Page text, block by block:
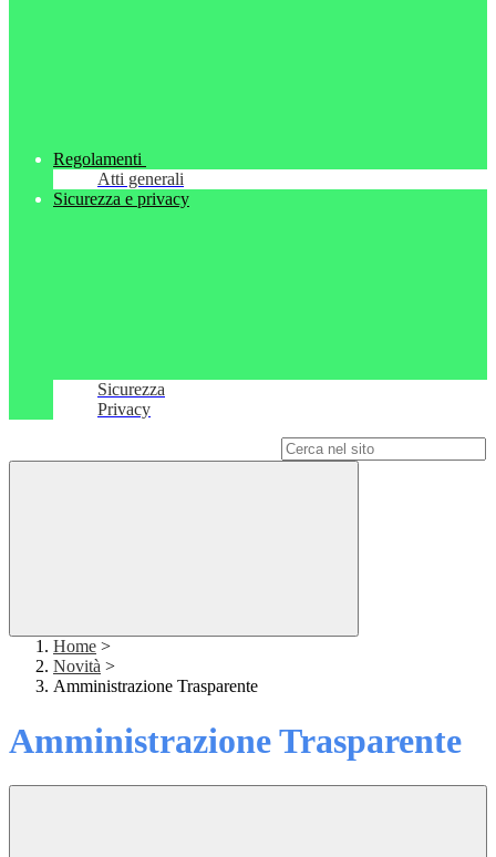
Regolamenti
Atti generali
Sicurezza e privacy
Sicurezza
Privacy
Home >
Novità >
Amministrazione Trasparente
Amministrazione Trasparente